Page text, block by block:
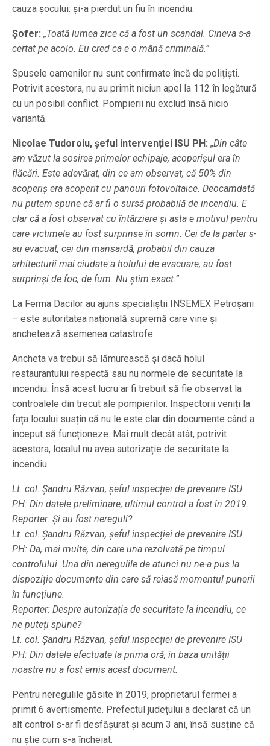
cauza șocului: și-a pierdut un fiu în incendiu.
Șofer: „Toată lumea zice că a fost un scandal. Cineva s-a
certat pe acolo. Eu cred ca e o mână criminală.”
Spusele oamenilor nu sunt confirmate încă de polițiști.
Potrivit acestora, nu au primit niciun apel la 112 în legătură
cu un posibil conflict. Pompierii nu exclud însă nicio
variantă.
Nicolae Tudoroiu, șeful intervenției ISU PH: „Din câte
am văzut la sosirea primelor echipaje, acoperișul era în
flăcări. Este adevărat, din ce am observat, că 50% din
acoperiș era acoperit cu panouri fotovoltaice. Deocamdată
nu putem spune că ar fi o sursă probabilă de incendiu. E
clar că a fost observat cu întârziere și asta e motivul pentru
care victimele au fost surprinse în somn. Cei de la parter s-
au evacuat, cei din mansardă, probabil din cauza
arhitecturii mai ciudate a holului de evacuare, au fost
surprinși de foc, de fum. Nu știm exact.”
La Ferma Dacilor au ajuns specialiștii INSEMEX Petroșani
– este autoritatea națională supremă care vine și
anchetează asemenea catastrofe.
Ancheta va trebui să lămurească și dacă holul
restaurantului respectă sau nu normele de securitate la
incendiu. Însă acest lucru ar fi trebuit să fie observat la
controalele din trecut ale pompierilor. Inspectorii veniți la
fața locului susțin că nu le este clar din documente când a
început să funcționeze. Mai mult decât atât, potrivit
acestora, localul nu avea autorizație de securitate la
incendiu.
Lt. col. Șandru Răzvan, șeful inspecției de prevenire ISU
PH: Din datele preliminare, ultimul control a fost în 2019.
Reporter: Și au fost nereguli?
Lt. col. Șandru Răzvan, șeful inspecției de prevenire ISU
PH: Da, mai multe, din care una rezolvată pe timpul
controlului. Una din neregulile de atunci nu ne-a pus la
dispoziție documente din care să reiasă momentul punerii
în funcțiune.
Reporter: Despre autorizația de securitate la incendiu, ce
ne puteți spune?
Lt. col. Șandru Răzvan, șeful inspecției de prevenire ISU
PH: Din datele efectuate la prima oră, în baza unității
noastre nu a fost emis acest document.
Pentru neregulile găsite în 2019, proprietarul fermei a
primit 6 avertismente. Prefectul județului a declarat că un
alt control s-ar fi desfășurat și acum 3 ani, însă susține că
nu știe cum s-a încheiat.